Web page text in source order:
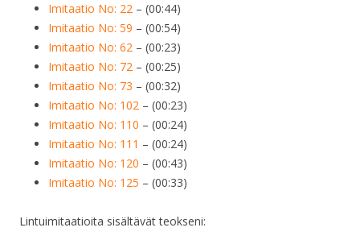
Imitaatio No: 22 – (00:44)
Imitaatio No: 59 – (00:54)
Imitaatio No: 62 – (00:23)
Imitaatio No: 72 – (00:25)
Imitaatio No: 73 – (00:32)
Imitaatio No: 102 – (00:23)
Imitaatio No: 110 – (00:24)
Imitaatio No: 111 – (00:24)
Imitaatio No: 120 – (00:43)
Imitaatio No: 125 – (00:33)
Lintuimitaatioita sisältävät teokseni: